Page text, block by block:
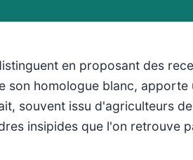
en proposant des
son homologue blanc, apporte
souvent issu d'agriculteurs
insipides que l'on retrouve